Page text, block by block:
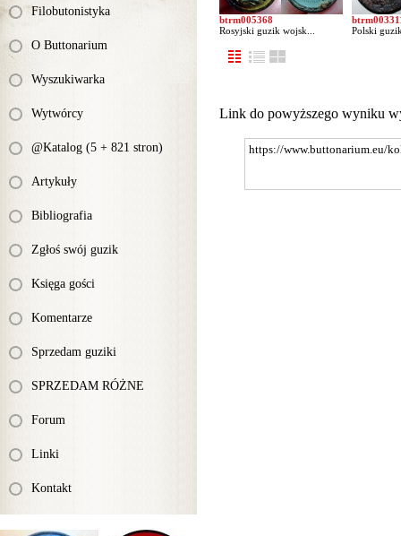
Filobutonistyka
O Buttonarium
Wyszukiwarka
Wytwórcy
@Katalog (5 + 821 stron)
Artykuły
Bibliografia
Zgłoś swój guzik
Księga gości
Komentarze
Sprzedam guziki
SPRZEDAM RÓŻNE
Forum
Linki
Kontakt
btrm005368
Rosyjski guzik wojsk...
Polski
Link do powyższego wyniku